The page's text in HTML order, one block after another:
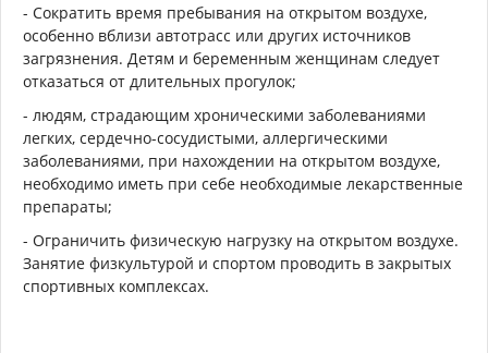
- Сократить время пребывания на открытом воздухе,
особенно вблизи автотрасс или других источников
загрязнения. Детям и беременным женщинам следует
отказаться от длительных прогулок;
- людям, страдающим хроническими заболеваниями
легких, сердечно-сосудистыми, аллергическими
заболеваниями, при нахождении на открытом воздухе,
необходимо иметь при себе необходимые лекарственные
препараты;
- Ограничить физическую нагрузку на открытом воздухе.
Занятие физкультурой и спортом проводить в закрытых
спортивных комплексах.